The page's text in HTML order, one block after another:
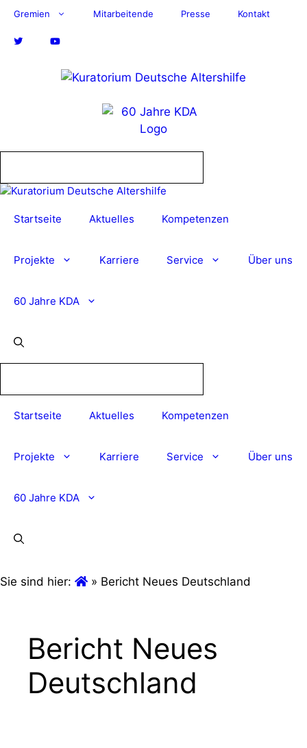
Zum
springen
Gremien Mitarbeitende Presse Kontakt
Startseite Aktuelles Kompetenzen
Projekte Karriere Service Über uns
60 Jahre KDA
Startseite Aktuelles Kompetenzen
Projekte Karriere Service Über uns
60 Jahre KDA
Sie sind hier: » Bericht Neues Deutschland
Bericht Neues
Deutschland